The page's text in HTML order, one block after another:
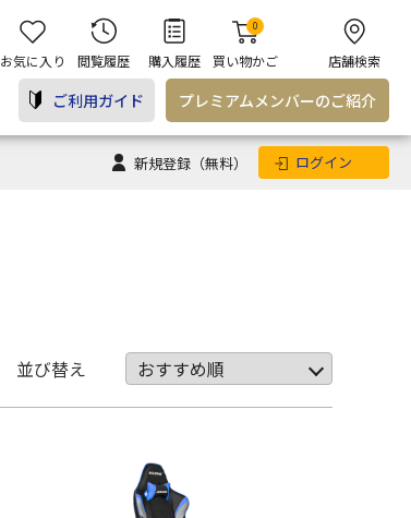
お気に入り 閲覧履歴 購入履歴 買い物かご
0
店舗検索
ご利用ガイド プレミアム メンバーのご紹介
新規登録 （無料） ログイン
並び替え